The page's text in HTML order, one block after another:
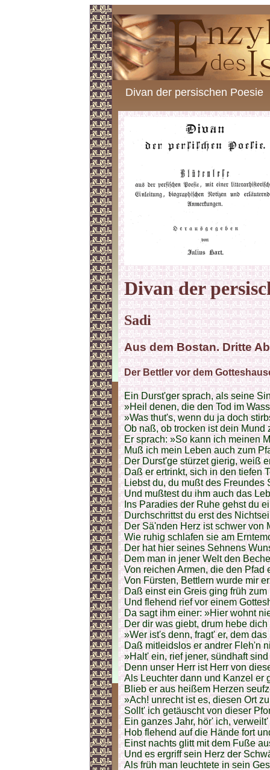
Divan der persischen Poesie
Divan der
Sadi
Aus dem Bostan. Dritte
Der Bettler vor dem
Ein Durst'ger sprach, als seine
»Heil denen, die den Tod im
»Was thut's, wenn du ja doch
Ob naß, ob trocken ist dein Mund
Er sprach: »So kann ich meinen
Muß ich mein Leben auch zum
Der Durst'ge stürzet gierig, weiß
Daß er ertrinkt, sich in den tiefen
Liebst du, du mußt des Freundes
Und mußtest du ihm auch das
Ins Paradies der Ruhe gehst du
Durchschrittst du erst des
Der Sä'nden Herz ist schwer von
Wie ruhig schlafen sie am
Der hat hier seines Sehnens
Dem man in jener Welt den
Von reichen Armen, die den Pfad
Von Fürsten, Bettlern wurde mir
Daß einst ein Greis ging früh zum
Und flehend rief vor einem
Da sagt ihm einer: »Hier wohnt
Der dir was giebt, drum hebe
»Wer ist's denn, fragt' er, dem
Daß mitleidslos er andrer Fleh'n
»Halt' ein, rief jener, sündhaft
Denn unser Herr ist Herr von
Als Leuchter dann und Kanzel er
Blieb er aus heißem Herzen
»Ach! unrecht ist es, diesen Ort
Sollt' ich getäuscht von dieser
Ein ganzes Jahr, hör' ich, verweilt'
Hob flehend auf die Hände fort
Einst nachts glitt mit dem Fuße
Und es ergriff sein Herz der
Als früh man leuchtete in sein